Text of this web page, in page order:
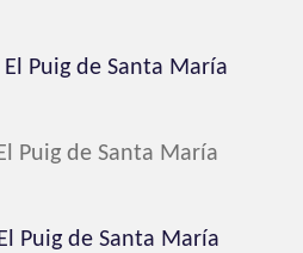
Puig de Santa María
Puig de Santa María
Puig de Santa María